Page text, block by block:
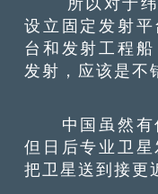
设立固定发射
台和发射工程
发射，应该是不
中国虽然有
但日后专业卫
把卫星送到接更